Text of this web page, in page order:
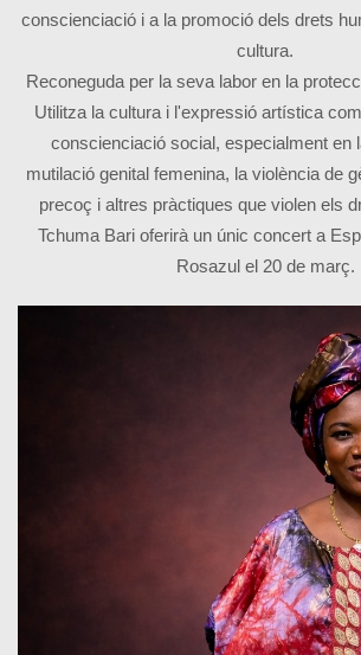
conscienciació i a la promoció dels drets
cultura.
Reconeguda per la seva labor en la
Utilitza la cultura i l'expressió artística
conscienciació social, especialment en
mutilació genital femenina, la violència de
precoç i altres pràctiques que violen els
Tchuma Bari oferirà un únic concert a
Rosazul el 20 de març.